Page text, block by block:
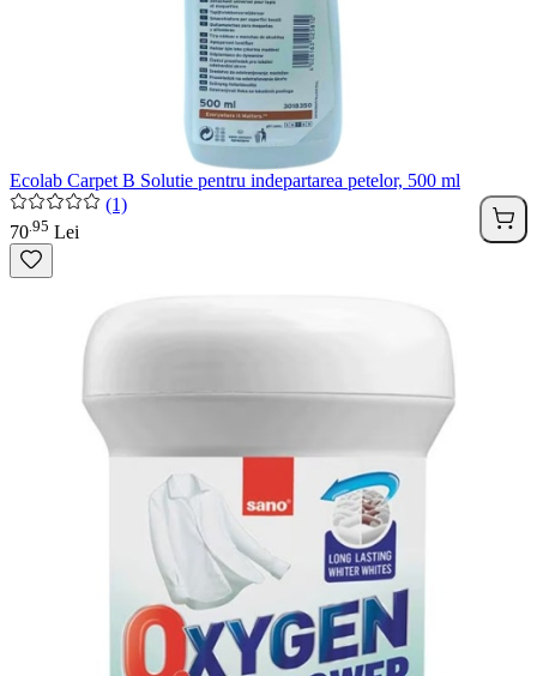
Ecolab Carpet B Solutie pentru indepartarea petelor, 500 ml
(1)
70 95 Lei